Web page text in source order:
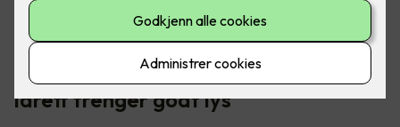
God folkehelse trenger idrett – og
idrett trenger godt lys